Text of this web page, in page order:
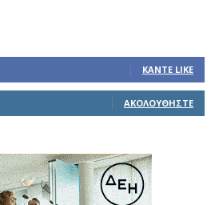
ΚΆΝΤΕ LIKE
ΑΚΟΛΟΥΘΉΣΤΕ